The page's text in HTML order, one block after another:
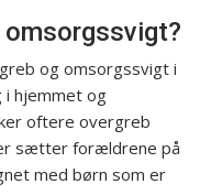
omsorgssvigt?
og omsorgssvigt i
i hjemmet og
oftere overgreb
sætter forældrene på
med børn som er